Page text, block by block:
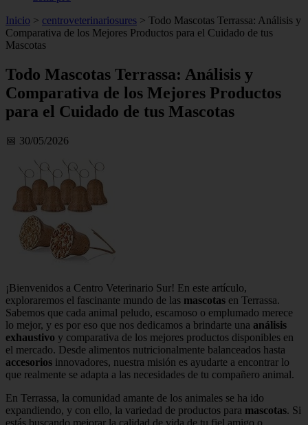
Inicio > centroveterinariosures > Todo Mascotas Terrassa: Análisis y
Comparativa de los Mejores Productos para el Cuidado de tus
Mascotas
Todo Mascotas Terrassa: Análisis y
Comparativa de los Mejores Productos
para el Cuidado de tus Mascotas
📅 30/05/2026
¡Bienvenidos a Centro Veterinario Sur! En este artículo,
exploraremos el fascinante mundo de las mascotas en Terrassa.
Sabemos que cada animal peludo, escamoso o emplumado merece
lo mejor, y es por eso que nos dedicamos a brindarte una análisis
exhaustivo y comparativa de los mejores productos disponibles en
el mercado. Desde alimentos nutricionalmente balanceados hasta
accesorios innovadores, nuestra misión es ayudarte a encontrar lo
que realmente se adapta a las necesidades de tu compañero animal.
En Terrassa, la comunidad amante de los animales se ha ido
expandiendo, y con ello, la variedad de productos para mascotas. Si
estás buscando mejorar la calidad de vida de tu fiel amigo o